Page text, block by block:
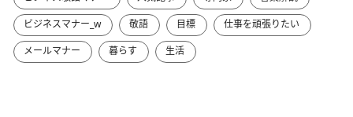
ビジネスマナー_w
敬語 目標
仕事を頑張りたい
メールマナー
暮らす 生活